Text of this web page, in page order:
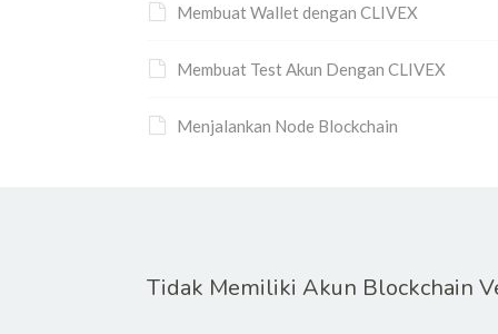
Membuat Wallet dengan CLIVEX
Membuat Test Akun Dengan CLIVEX
Menjalankan Node Blockchain
Tidak Memiliki Akun Blockchain